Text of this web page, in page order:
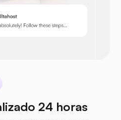
24 horas